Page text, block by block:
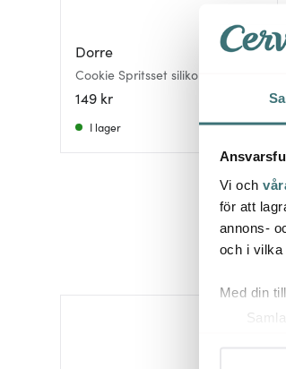
Vi och
för att
annons-
och i vilka
Med din
Dorre
Cookie Spritsset silikon 8 delar
149 kr
I lager